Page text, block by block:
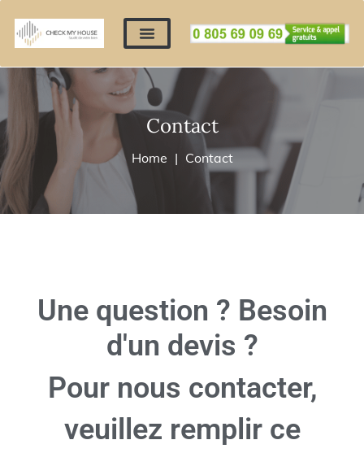
Contact
Home Contact
Une question ? Besoin
d'un devis ?
Pour nous contacter,
veuillez remplir ce